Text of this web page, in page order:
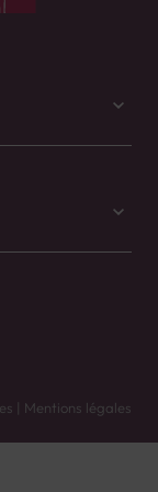
| Mentions légales